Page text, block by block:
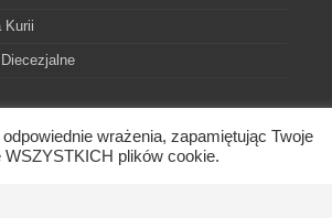
Kurii
wrażenia, zapamiętując Twoje
plików cookie.